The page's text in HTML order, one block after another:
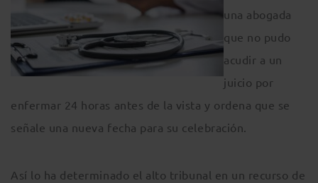
una abogada
que no pudo
acudir a un
juicio por
enfermar 24 horas antes de la vista y ordena que se
señale una nueva fecha para su celebración.
Así lo ha determinado el alto tribunal en un recurso de